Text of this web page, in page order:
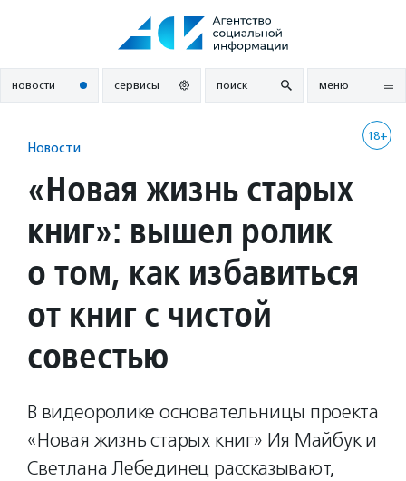
новости сервисы поиск меню
18+
Новости
«Новая жизнь старых
книг»: вышел ролик
о том, как избавиться
от книг с чистой
совестью
В видеоролике основательницы проекта
«Новая жизнь старых книг» Ия Майбук и
Светлана Лебединец рассказывают,